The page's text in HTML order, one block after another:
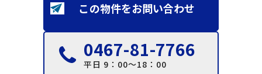
この物件をお問い合わせ
0467-81-7766
平日 9：00～18：00